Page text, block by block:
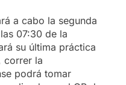
a cabo la segunda
07:30 de la
su última práctica
correr la
podrá tomar